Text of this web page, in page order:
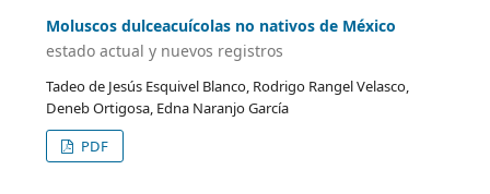
Moluscos dulceacuícolas no nativos de México
estado actual y nuevos registros
Tadeo de Jesús Esquivel Blanco, Rodrigo Rangel Velasco,
Deneb Ortigosa, Edna Naranjo García
PDF